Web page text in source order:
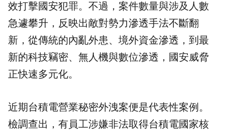
效打擊國安犯罪。不過，案件數量與涉及人數
急遽攀升，反映出敵對勢力滲透手法不斷翻
新，從傳統的內亂外患、境外資金滲透，到最
新的科技竊密、無人機與數位滲透，國安威脅
正快速多元化。
近期台積電營業秘密外洩案便是代表性案例。
檢調查出，有員工涉嫌非法取得台積電國家核